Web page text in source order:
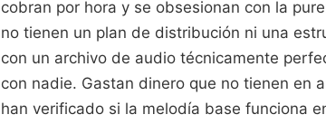
cobran por hora y se obsesionan con la
no tienen un plan de distribución ni una
con un archivo de audio técnicamente
con nadie. Gastan dinero que no tienen en
han verificado si la melodía base funciona